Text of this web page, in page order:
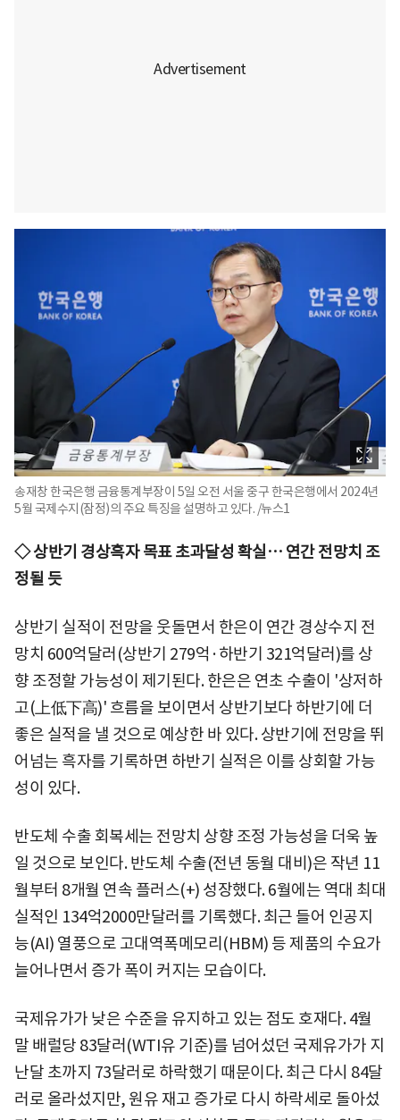
송재창 한국은행 금융통계부장이 5일 오전 서울 중구 한국은행에서 2024년
5월 국제수지(잠정)의 주요 특징을 설명하고 있다. /뉴스1
◇ 상반기 경상흑자 목표 초과달성 확실… 연간 전망치 조
정될 듯
상반기 실적이 전망을 웃돌면서 한은이 연간 경상수지 전
망치 600억달러(상반기 279억·하반기 321억달러)를 상
향 조정할 가능성이 제기된다. 한은은 연초 수출이 '상저하
고(上低下高)' 흐름을 보이면서 상반기보다 하반기에 더
좋은 실적을 낼 것으로 예상한 바 있다. 상반기에 전망을 뛰
어넘는 흑자를 기록하면 하반기 실적은 이를 상회할 가능
성이 있다.
반도체 수출 회복세는 전망치 상향 조정 가능성을 더욱 높
일 것으로 보인다. 반도체 수출(전년 동월 대비)은 작년 11
월부터 8개월 연속 플러스(+) 성장했다. 6월에는 역대 최대
실적인 134억2000만달러를 기록했다. 최근 들어 인공지
능(AI) 열풍으로 고대역폭메모리(HBM) 등 제품의 수요가
늘어나면서 증가 폭이 커지는 모습이다.
국제유가가 낮은 수준을 유지하고 있는 점도 호재다. 4월
말 배럴당 83달러(WTI유 기준)를 넘어섰던 국제유가가 지
난달 초까지 73달러로 하락했기 때문이다. 최근 다시 84달
러로 올라섰지만, 원유 재고 증가로 다시 하락세로 돌아섰